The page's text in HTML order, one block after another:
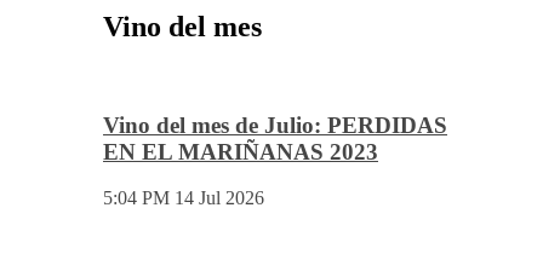
No dudes en pedirnos información. Marketing y
Comunicación.josemundovino@gmail.com
Vino del mes